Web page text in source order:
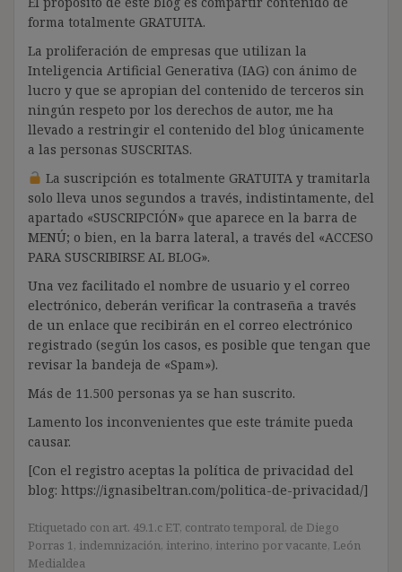
forma totalmente GRATUITA.
La proliferación de empresas que utilizan la
Inteligencia Artificial Generativa (IAG) con ánimo de
lucro y que se apropian del contenido de terceros sin
ningún respeto por los derechos de autor, me ha
llevado a restringir el contenido del blog únicamente
a las personas SUSCRITAS.
La suscripción es totalmente GRATUITA y tramitarla
solo lleva unos segundos a través, indistintamente, del
apartado «SUSCRIPCIÓN» que aparece en la barra de
MENÚ; o bien, en la barra lateral, a través del «ACCESO
PARA SUSCRIBIRSE AL BLOG».
Una vez facilitado el nombre de usuario y el correo
electrónico, deberán verificar la contraseña a través
de un enlace que recibirán en el correo electrónico
registrado (según los casos, es posible que tengan que
revisar la bandeja de «Spam»).
Más de 11.500 personas ya se han suscrito.
Lamento los inconvenientes que este trámite pueda
causar.
[Con el registro aceptas la política de privacidad del
blog: https://ignasibeltran.com/politica-de-privacidad/]
Etiquetado con art. 49.1.c ET, contrato temporal, de Diego
Porras 1 , indemnización, interino, interino por vacante, León
Medialdea